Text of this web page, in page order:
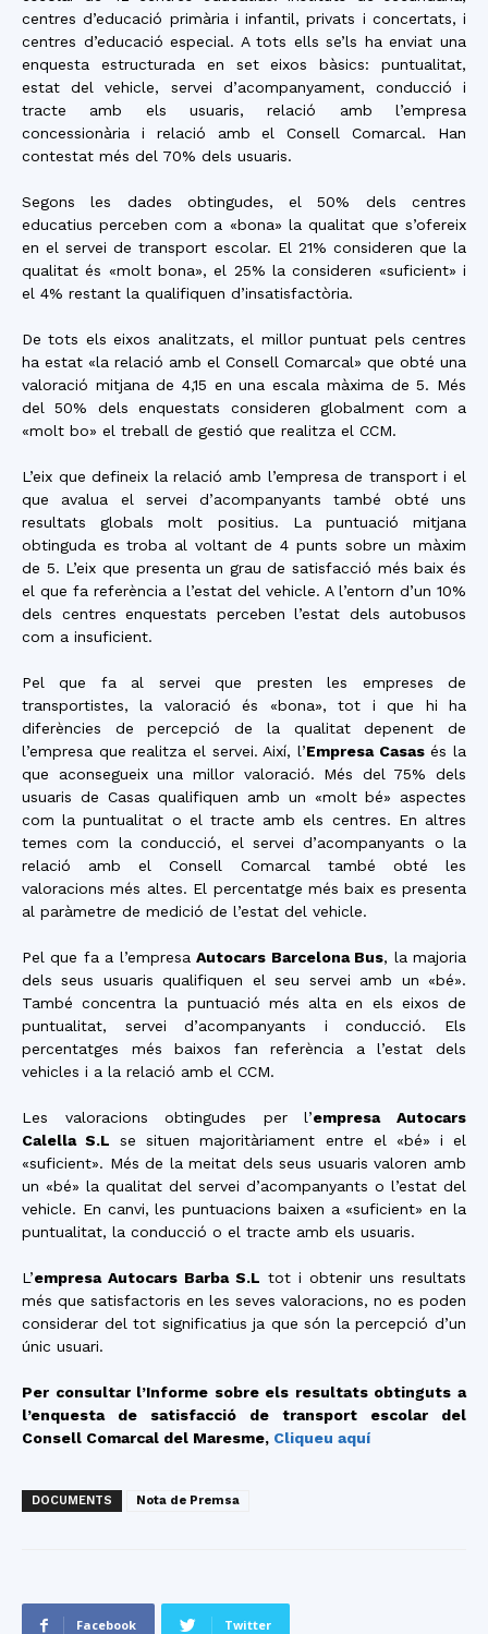
centres d’educació primària i infantil, privats i concertats, i
centres d’educació especial. A tots ells se’ls ha enviat una
enquesta estructurada en set eixos bàsics: puntualitat,
estat del vehicle, servei d’acompanyament, conducció i
tracte amb els usuaris, relació amb l’empresa
concessionària i relació amb el Consell Comarcal. Han
contestat més del 70% dels usuaris.
Segons les dades obtingudes, el 50% dels centres
educatius perceben com a «bona» la qualitat que s’ofereix
en el servei de transport escolar. El 21% consideren que la
qualitat és «molt bona», el 25% la consideren «suficient» i
el 4% restant la qualifiquen d’insatisfactòria.
De tots els eixos analitzats, el millor puntuat pels centres
ha estat «la relació amb el Consell Comarcal» que obté una
valoració mitjana de 4,15 en una escala màxima de 5. Més
del 50% dels enquestats consideren globalment com a
«molt bo» el treball de gestió que realitza el CCM.
L’eix que defineix la relació amb l’empresa de transport i el
que avalua el servei d’acompanyants també obté uns
resultats globals molt positius. La puntuació mitjana
obtinguda es troba al voltant de 4 punts sobre un màxim
de 5. L’eix que presenta un grau de satisfacció més baix és
el que fa referència a l’estat del vehicle. A l’entorn d’un 10%
dels centres enquestats perceben l’estat dels autobusos
com a insuficient.
Pel que fa al servei que presten les empreses de
transportistes, la valoració és «bona», tot i que hi ha
diferències de percepció de la qualitat depenent de
l’empresa que realitza el servei. Així, l’Empresa Casasés la
que aconsegueix una millor valoració. Més del 75% dels
usuaris de Casas qualifiquen amb un «molt bé» aspectes
com la puntualitat o el tracte amb els centres. En altres
temes com la conducció, el servei d’acompanyants o la
relació amb el Consell Comarcal també obté les
valoracions més altes. El percentatge més baix es presenta
al paràmetre de medició de l’estat del vehicle.
Pel que fa a l’empresaAutocars Barcelona Bus, la majoria
dels seus usuaris qualifiquen el seu servei amb un «bé».
També concentra la puntuació més alta en els eixos de
puntualitat, servei d’acompanyants i conducció. Els
percentatges més baixos fan referència a l’estat dels
vehicles i a la relació amb el CCM.
Les valoracions obtingudes per l’empresa Autocars
Calella S.L se situen majoritàriament entre el «bé» i el
«suficient». Més de la meitat dels seus usuaris valoren amb
un «bé» la qualitat del servei d’acompanyants o l’estat del
vehicle. En canvi, les puntuacions baixen a «suficient» en la
puntualitat, la conducció o el tracte amb els usuaris.
L’empresa Autocars Barba S.L tot i obtenir uns resultats
més que satisfactoris en les seves valoracions, no es poden
considerar del tot significatius ja que són la percepció d’un
únic usuari.
Per consultar l’Informe sobre els resultats obtinguts a
l’enquesta de satisfacció de transport escolar del
Consell Comarcal del Maresme, Cliqueu aquí
DOCUMENTS Nota de Premsa
Facebook Twitter